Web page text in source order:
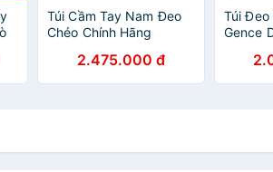
Túi Cầm Tay Nam Đeo
Chéo Chính Hãng
Cấp Màu Xanh Navy
2.475.000 đ
Túi Đeo
Gence